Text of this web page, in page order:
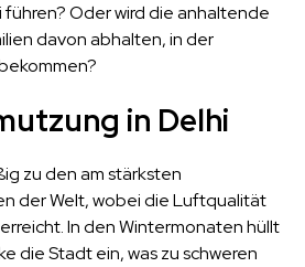
führen? Oder wird die anhaltende
davon abhalten, in der
in Delhi
zu den am stärksten
der Welt, wobei die Luftqualität
In den Wintermonaten hüllt
die Stadt ein, was zu schweren